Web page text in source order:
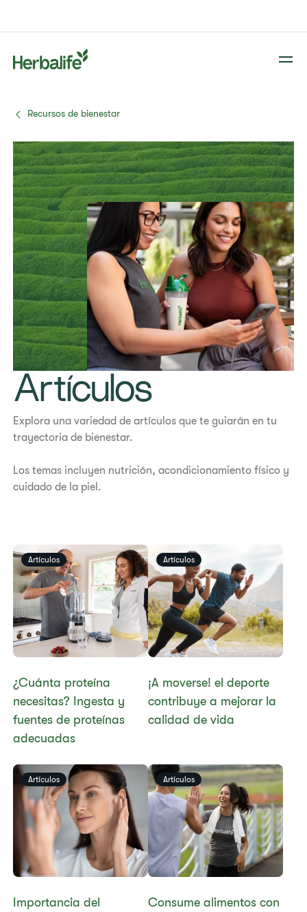
Recursos de bienestar
Artículos
Explora una variedad de artículos que te guiarán en tu
trayectoria de bienestar.
Los temas incluyen nutrición, acondicionamiento físico y
cuidado de la piel.
Artículos
¿Cuánta proteína
necesitas? Ingesta y
fuentes de proteínas
adecuadas
Artículos
¡A moverse! el deporte
contribuye a mejorar la
calidad de vida
Artículos
Importancia del
Artículos
Consume alimentos con